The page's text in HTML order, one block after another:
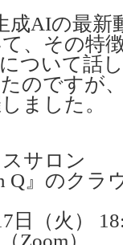
AIの最新
、その特
ついて話
のですが
ました。
サロン
Q』のクラ
（火）